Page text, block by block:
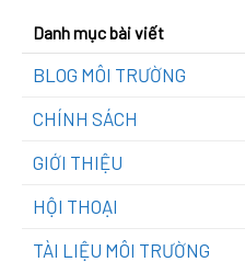
Danh mục bài viết
BLOG MÔI TRƯỜNG
CHÍNH SÁCH
GIỚI THIỆU
HỘI THOẠI
TÀI LIỆU MÔI TRƯỜNG